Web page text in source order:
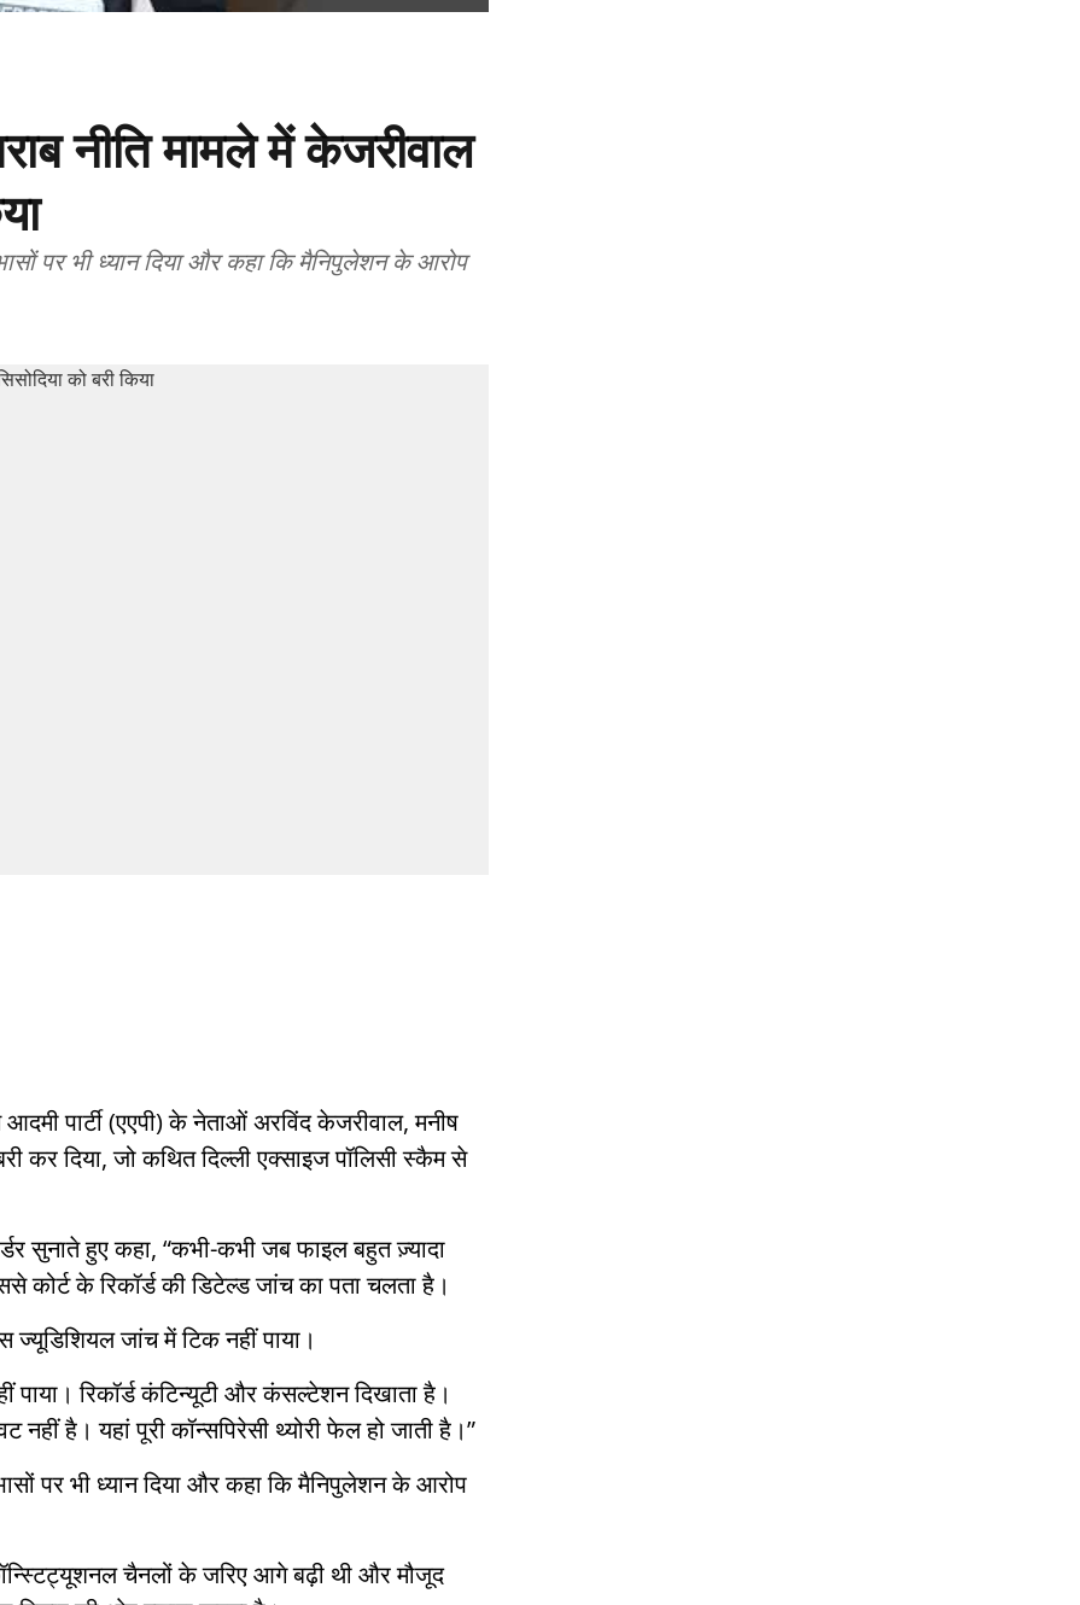
नीति मामले में केजरीवाल
पर भी ध्यान दिया और कहा कि मैनिपुलेशन के आरोप
पार्टी (एएपी) के नेताओं अरविंद केजरीवाल, मनीष
कर दिया, जो कथित दिल्ली एक्साइज पॉलिसी स्कैम से
सुनाते हुए कहा, “कभी-कभी जब फाइल बहुत ज़्यादा
कोर्ट के रिकॉर्ड की डिटेल्ड जांच का पता चलता है।
जांच में टिक नहीं पाया।
रिकॉर्ड कंटिन्यूटी और कंसल्टेशन दिखाता है।
है। यहां पूरी कॉन्सपिरेसी थ्योरी फेल हो जाती है।”
पर भी ध्यान दिया और कहा कि मैनिपुलेशन के आरोप
चैनलों के जरिए आगे बढ़ी थी और मौजूद